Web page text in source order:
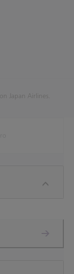
Japan Airlines.